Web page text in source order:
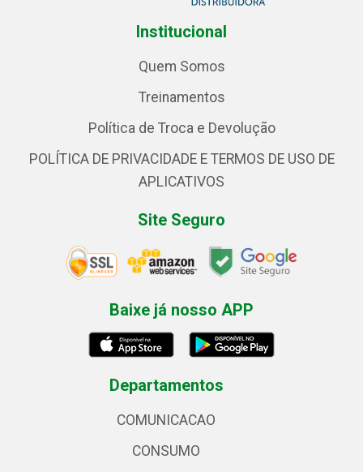
Institucional
Quem Somos
Treinamentos
Política de Troca e Devolução
POLÍTICA DE PRIVACIDADE E TERMOS DE USO DE
APLICATIVOS
Site Seguro
Baixe já nosso APP
Departamentos
COMUNICACAO
CONSUMO